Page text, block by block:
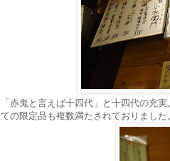
「赤鬼と言えば十四代」と十四代の充
ての限定品も複数満たされておりました